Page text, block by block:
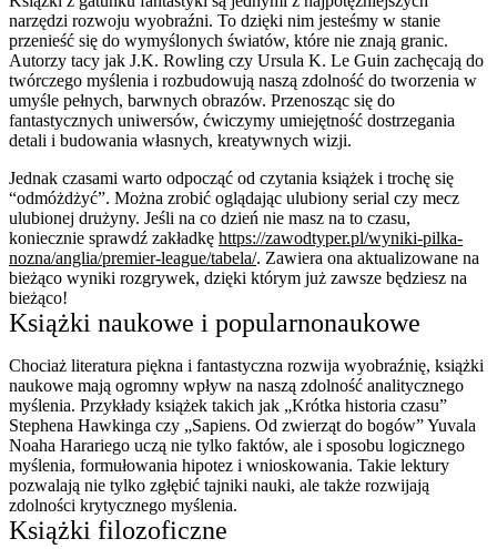
narzędzi rozwoju wyobraźni. To dzięki nim jesteśmy w stanie
przenieść się do wymyślonych światów, które nie znają granic.
Autorzy tacy jak J.K. Rowling czy Ursula K. Le Guin zachęcają do
twórczego myślenia i rozbudowują naszą zdolność do tworzenia w
umyśle pełnych, barwnych obrazów. Przenosząc się do
fantastycznych uniwersów, ćwiczymy umiejętność dostrzegania
detali i budowania własnych, kreatywnych wizji.
Jednak czasami warto odpocząć od czytania książek i trochę się
“odmóżdżyć”. Można zrobić oglądając ulubiony serial czy mecz
ulubionej drużyny. Jeśli na co dzień nie masz na to czasu,
koniecznie sprawdź zakładkę https://zawodtyper.pl/wyniki-pilka-
nozna/anglia/premier-league/tabela/. Zawiera ona aktualizowane na
bieżąco wyniki rozgrywek, dzięki którym już zawsze będziesz na
bieżąco!
Książki naukowe i popularnonaukowe
Chociaż literatura piękna i fantastyczna rozwija wyobraźnię, książki
naukowe mają ogromny wpływ na naszą zdolność analitycznego
myślenia. Przykłady książek takich jak „Krótka historia czasu”
Stephena Hawkinga czy „Sapiens. Od zwierząt do bogów” Yuvala
Noaha Harariego uczą nie tylko faktów, ale i sposobu logicznego
myślenia, formułowania hipotez i wnioskowania. Takie lektury
pozwalają nie tylko zgłębić tajniki nauki, ale także rozwijają
zdolności krytycznego myślenia.
Książki filozoficzne